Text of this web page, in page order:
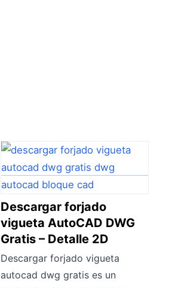
Descargar forjado
vigueta AutoCAD DWG
Gratis – Detalle 2D
Descargar forjado vigueta
autocad dwg gratis es un